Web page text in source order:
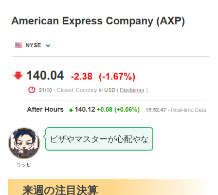
リッヒ
ビザやマスターが心配やな
来週の注目決算